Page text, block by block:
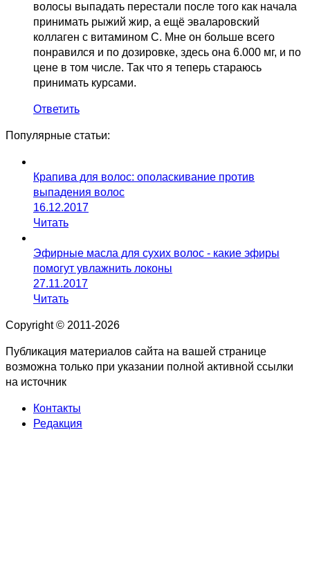
волосы выпадать перестали после того как начала
принимать рыжий жир, а ещё эваларовский
коллаген с витамином C. Мне он больше всего
понравился и по дозировке, здесь она 6.000 мг, и по
цене в том числе. Так что я теперь стараюсь
принимать курсами.
Ответить
Популярные статьи:
Крапива для волос: ополаскивание против
выпадения волос
16.12.2017
Читать
Эфирные масла для сухих волос - какие эфиры
помогут увлажнить локоны
27.11.2017
Читать
Copyright © 2011-2026
Публикация материалов сайта на вашей странице
возможна только при указании полной активной ссылки
на источник
Контакты
Редакция